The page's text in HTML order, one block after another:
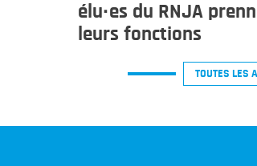
élu·es du RNJA
leurs fonctions
TOUTES LES